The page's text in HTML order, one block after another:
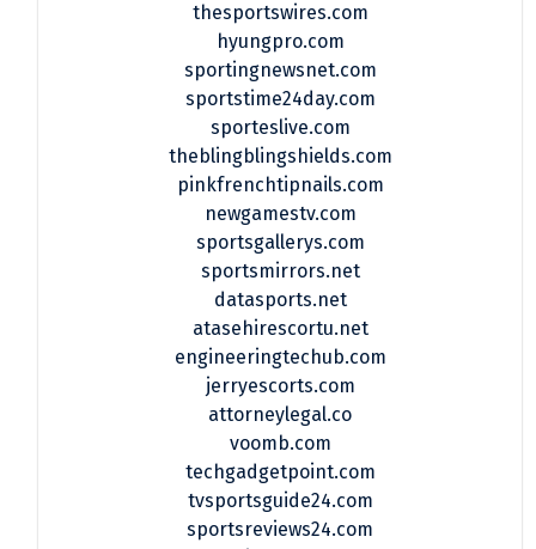
thesportswires.com
hyungpro.com
sportingnewsnet.com
sportstime24day.com
sporteslive.com
theblingblingshields.com
pinkfrenchtipnails.com
newgamestv.com
sportsgallerys.com
sportsmirrors.net
datasports.net
atasehirescortu.net
engineeringtechub.com
jerryescorts.com
attorneylegal.co
voomb.com
techgadgetpoint.com
tvsportsguide24.com
sportsreviews24.com